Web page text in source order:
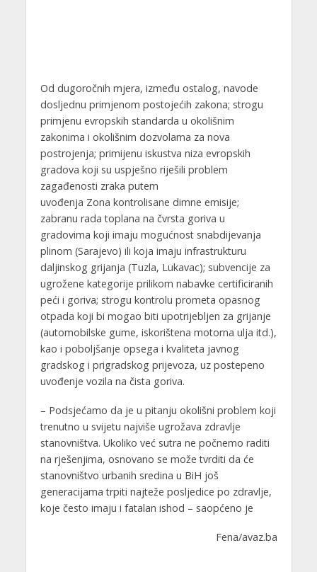
Od dugoročnih mjera, između ostalog, navode
dosljednu primjenom postojećih zakona; strogu
primjenu evropskih standarda u okolišnim
zakonima i okolišnim dozvolama za nova
postrojenja; primijenu iskustva niza evropskih
gradova koji su uspješno riješili problem
zagađenosti zraka putem
uvođenja Zona kontrolisane dimne emisije;
zabranu rada toplana na čvrsta goriva u
gradovima koji imaju mogućnost snabdijevanja
plinom (Sarajevo) ili koja imaju infrastrukturu
daljinskog grijanja (Tuzla, Lukavac); subvencije za
ugrožene kategorije prilikom nabavke certificiranih
peći i goriva; strogu kontrolu prometa opasnog
otpada koji bi mogao biti upotrijebljen za grijanje
(automobilske gume, iskorištena motorna ulja itd.),
kao i poboljšanje opsega i kvaliteta javnog
gradskog i prigradskog prijevoza, uz postepeno
uvođenje vozila na čista goriva.
– Podsjećamo da je u pitanju okolišni problem koji
trenutno u svijetu najviše ugrožava zdravlje
stanovništva. Ukoliko već sutra ne počnemo raditi
na rješenjima, osnovano se može tvrditi da će
stanovništvo urbanih sredina u BiH još
generacijama trpiti najteže posljedice po zdravlje,
koje često imaju i fatalan ishod – saopćeno je
Fena/avaz.ba